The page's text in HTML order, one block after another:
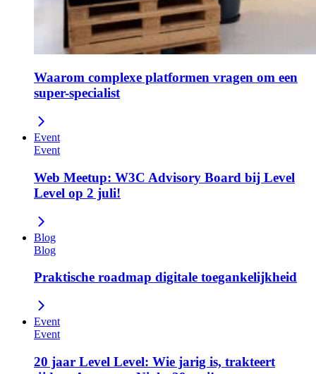
Waarom complexe platformen vragen om een
super-specialist
Event
Event
Web Meetup: W3C Advisory Board bij Level
Level op 2 juli!
Blog
Blog
Praktische roadmap digitale toegankelijkheid
Event
Event
20 jaar Level Level: Wie jarig is, trakteert